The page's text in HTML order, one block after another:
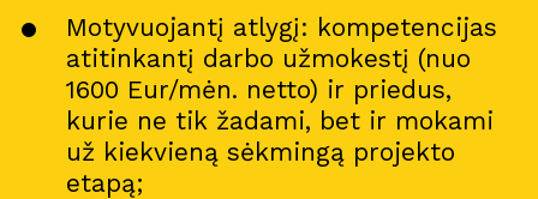
Motyvuojantį atlygį: kompetencijas
atitinkantį darbo užmokestį (nuo
1600 Eur/mėn. netto) ir priedus,
kurie ne tik žadami, bet ir mokami
už kiekvieną sėkmingą projekto
etapą;